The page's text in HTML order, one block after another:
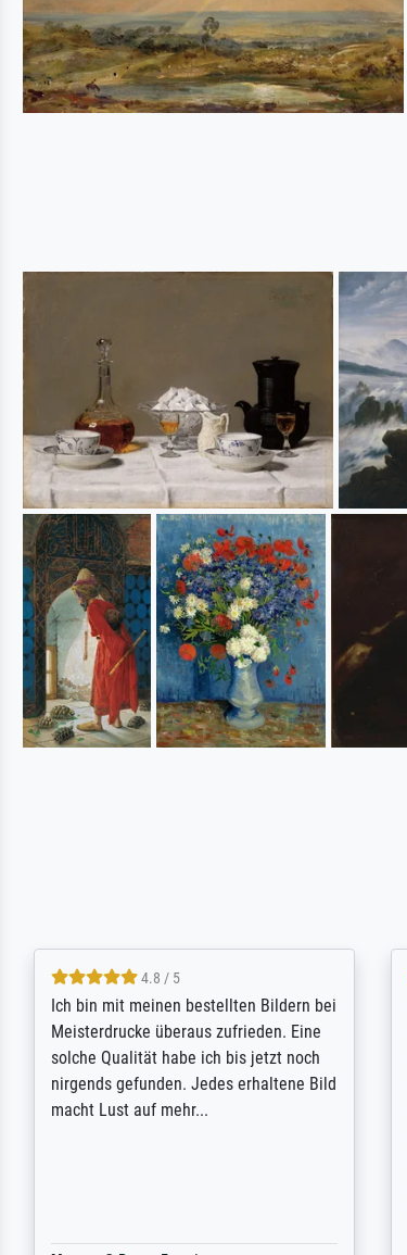
5 / 5
Rundum positive Erfahrung. Die
Ausführung des Auftrags hat eine Weile
gedauert, die angekündigte Lieferzeit
wurde aber letztlich sogar etwas
unterschritten. Die Qualität des Papiers